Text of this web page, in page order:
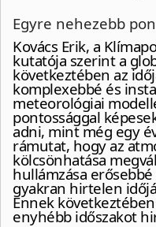
Egyre nehezebb
Kovács Erik, a
kutatója szerint a
következtében az
komplexebbé és
meteorológiai
pontossággal
adni, mint még egy
rámutat, hogy az
kölcsönhatása
hullámzása
gyakran hirtelen
Ennek
enyhébb időszakot